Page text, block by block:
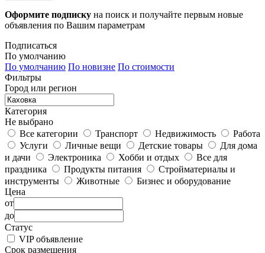
Оформите подписку на поиск и получайте первым новые
объявления по Вашим параметрам
Подписаться
По умолчанию
По умолчанию По новизне По стоимости
Фильтры
Город или регион
Категория
Не выбрано
Все категории
Транспорт Недвижимость
Работа
Услуги
Личные вещи Детские товары
Для дома
и дачи
Электроника Хобби и отдых
Все для
праздника
Продукты питания
Стройматериалы и
инструменты
Животные
Бизнес и оборудование
Цена
от
до
Статус
VIP объявление
Срок размещения